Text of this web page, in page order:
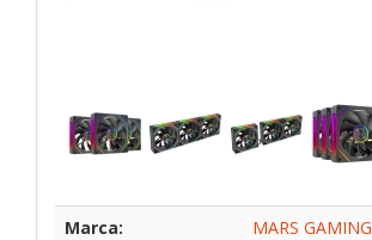
Marca:
MARS GAMING